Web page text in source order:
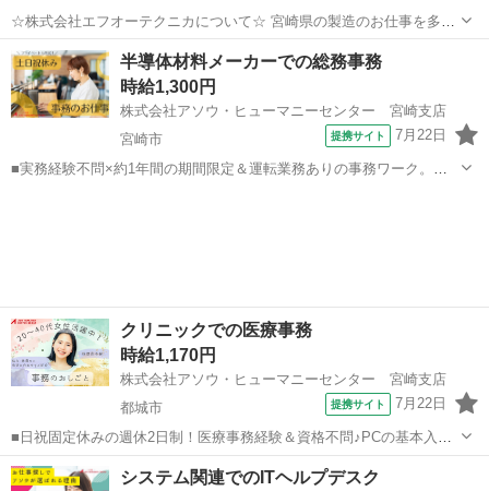
☆株式会社エフオーテクニカについて☆ 宮崎県の製造のお仕事を多数
取り扱っています♪ 半導体に関するのお仕事で幅広い実績があり、 未
経験でも始められる充実したOJT教育もございます！ 【既に「エフオ
ーテクニカ」でご登録がある...
宮崎 日向市 一般事務
半導体材料メーカーでの総務事務
時給1,300円
株式会社アソウ・ヒューマニーセンター 宮崎支店
宮崎市
提携サイト 7月22日
■実務経験不問×約1年間の期間限定＆運転業務ありの事務ワーク。て
クリニックでの医療事務
時給1,170円
株式会社アソウ・ヒューマニーセンター 宮崎支店
都城市
提携サイト 7月22日
■日祝固定休みの週休2日制！医療事務経験＆資格不問♪PCの基本入力
できれば未経験OKの医療事務■車通勤OK×無料駐車場ありで毎日の通
勤も快適♪うれしい制服支給アリ！■和気あいあいとした環境でスキル
宮崎 都城市 一般事務
システム関連でのITヘルプデスク